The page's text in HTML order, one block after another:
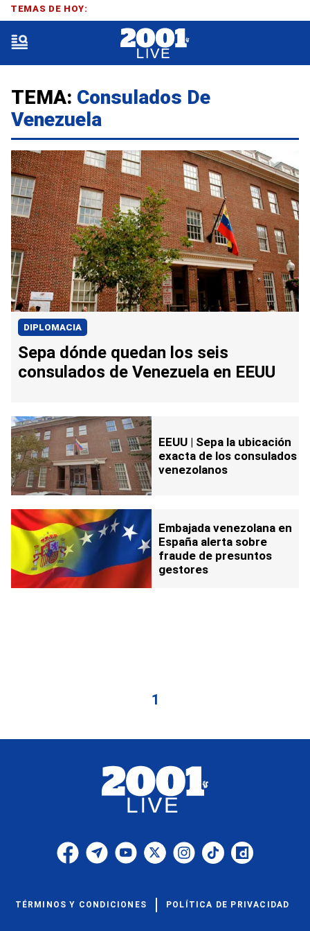
TEMA: Consulados De
Venezuela
DIPLOMACIA
Sepa dónde quedan los seis
consulados de Venezuela en EEUU
EEUU | Sepa la ubicación
exacta de los consulados
venezolanos
Embajada venezolana en
España alerta sobre
fraude de presuntos
gestores
1
TÉRMINOS Y CONDICIONES POLÍTICA DE PRIVACIDAD
TEMAS DE HOY: